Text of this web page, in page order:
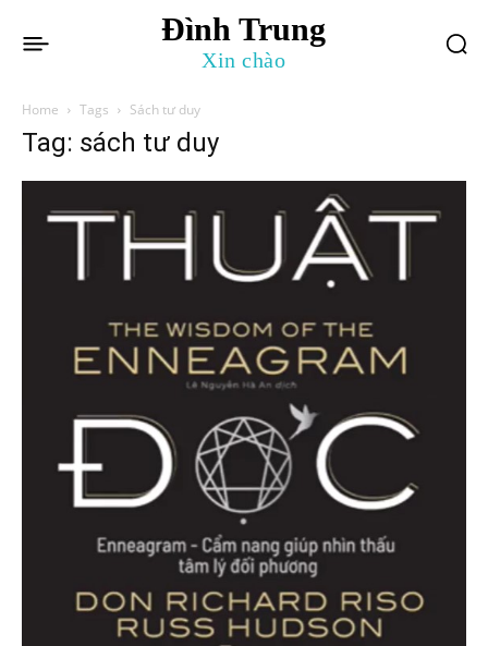
Đình Trung
Xin chào
Home Tags Sách tư duy
Tag: sách tư duy